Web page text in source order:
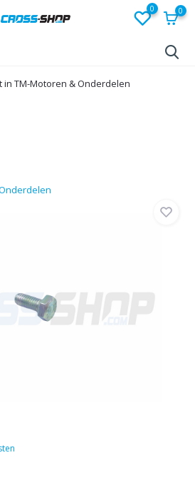
0 0
in TM-Motoren & Onderdelen